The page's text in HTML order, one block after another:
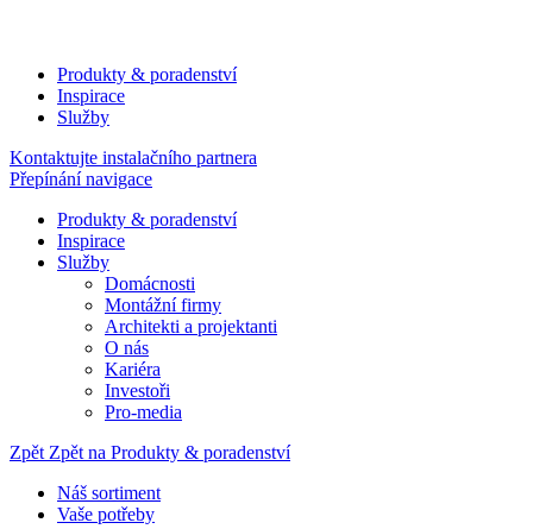
Produkty & poradenství
Inspirace
Služby
Kontaktujte instalačního partnera
Přepínání navigace
Produkty & poradenství
Inspirace
Služby
Domácnosti
Montážní firmy
Architekti a projektanti
O nás
Kariéra
Investoři
Pro-media
Zpět Zpět na Produkty & poradenství
Náš sortiment
Vaše potřeby